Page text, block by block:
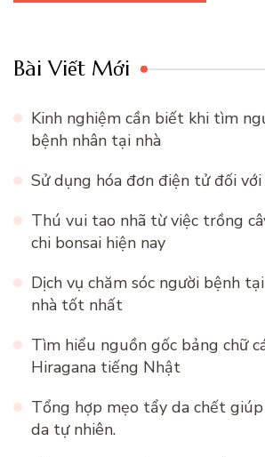
Bài Viết Mới
Kinh nghiệm cần biết khi tìm
bệnh nhân tại nhà
Sử dụng hóa đơn điện tử đối
Thú vui tao nhã từ việc trồng
chi bonsai hiện nay
Dịch vụ chăm sóc người bệnh
nhà tốt nhất
Tìm hiểu nguồn gốc bảng chữ
Hiragana tiếng Nhật
Tổng hợp mẹo tẩy da chết
da tự nhiên.